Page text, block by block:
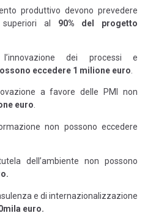
produttivo devono prevedere
superiori al 90% del progetto
dei processi e
eccedere 1 milione euro
a favore delle PMI non
euro.
non possono eccedere
dell’ambiente non possono
e di internazionalizzazione
euro.